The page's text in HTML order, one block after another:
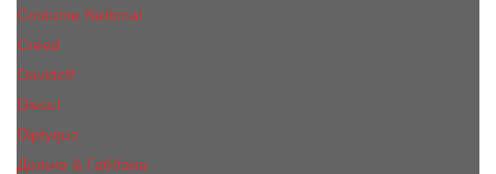
Costume National
Creed
Davidoff
Diesel
Diptyque
Дольче & Габбана